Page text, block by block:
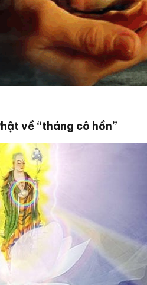
về “tháng cô hồn”